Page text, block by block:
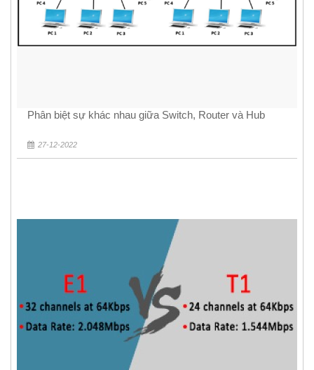
Phân biệt sự khác nhau giữa Switch, Router và Hub
27-12-2022